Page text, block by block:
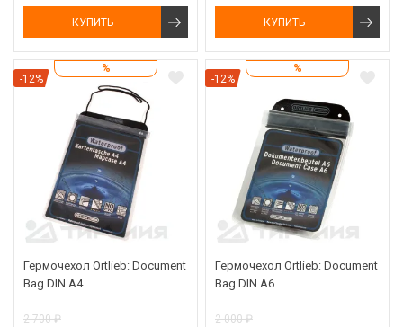
КУПИТЬ КУПИТЬ
%
-12%
Гермочехол Ortlieb: Document
Bag DIN A4
2 700 ₽
%
-12%
Гермочехол Ortlieb: Document
Bag DIN A6
2 000 ₽